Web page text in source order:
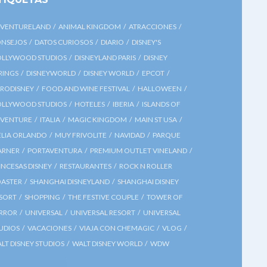
ANIMAL KINGDOM
ATRACCIONES
DATOS CURIOSOS DIARIO
DISNEY'S
STUDIOS
DISNEYLAND PARIS
DISNEY
DISNEYWORLD DISNEY WORLD
EPCOT
FOOD AND WINE FESTIVAL
HALLOWEEN
STUDIOS
HOTELES IBERIA
ISLANDS OF
ITALIA MAGIC KINGDOM
MAIN ST USA
ORLANDO
MUY FRIVOLITE NAVIDAD
PARQUE
PORTAVENTURA
PREMIUM OUTLET VINELAND
DISNEY
RESTAURANTES
ROCK N ROLLER
SHANGHAI DISNEYLAND
SHANGHAI DISNEY
SHOPPING THE FESTIVE COUPLE
TOWER OF
UNIVERSAL UNIVERSAL RESORT
UNIVERSAL
VACACIONES VIAJA CON CHEMAGIC
VLOG
DISNEY STUDIOS
WALT DISNEY WORLD WDW